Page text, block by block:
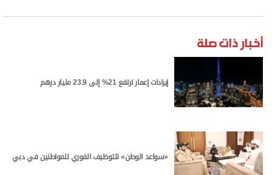
مواقيت الصلاة
الأحوال الجوية
أخبار ذات صلة
إيرادات إعمار ترتفع 21% إلى 23.9 مليار درهم
«سواعد الوطن» للتوظيف الفوري للمواطنين في دبي